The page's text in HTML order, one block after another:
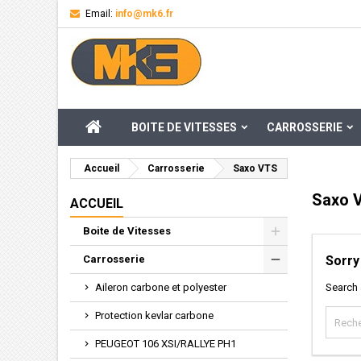
Email: info@mk6.fr
ACCUEILBOITE DE VITESSES CARROSSERIE
Accueil Carrosserie Saxo VTS
ACCUEIL
Boite de Vitesses
Carrosserie
Aileron carbone et polyester
Protection kevlar carbone
PEUGEOT 106 XSI/RALLYE PH1
Saxo